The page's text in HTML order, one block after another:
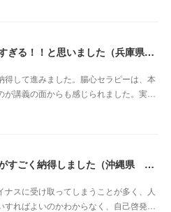
腸心セラピーって本当にスゴすぎる！！と思いました（兵庫県 M・Oさん）
して進みました。腸心セラピーは、本
講義の面からも感じられました。実…
お水の波動を使うという方法がすごく納得しました（沖縄県 S・Mさん）
スに受け取ってしまうことが多く、人
ればよいのかわからなく、自己啓発…